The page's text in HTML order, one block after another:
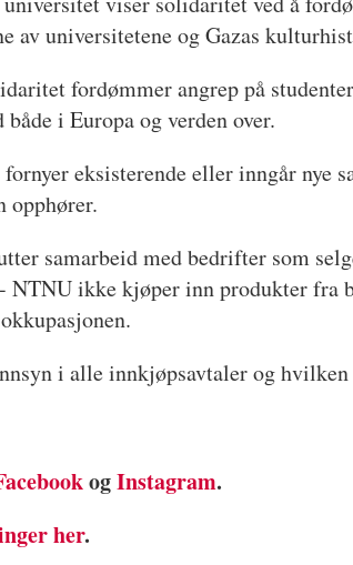
av universitetene og Gazas
fordømmer angrep på
både i Europa og verden over.
eksisterende eller inngår nye
opphører.
samarbeid med bedrifter som
NTNU ikke kjøper inn produkter fra
i alle innkjøpsavtaler og
ogInstagram.
her.